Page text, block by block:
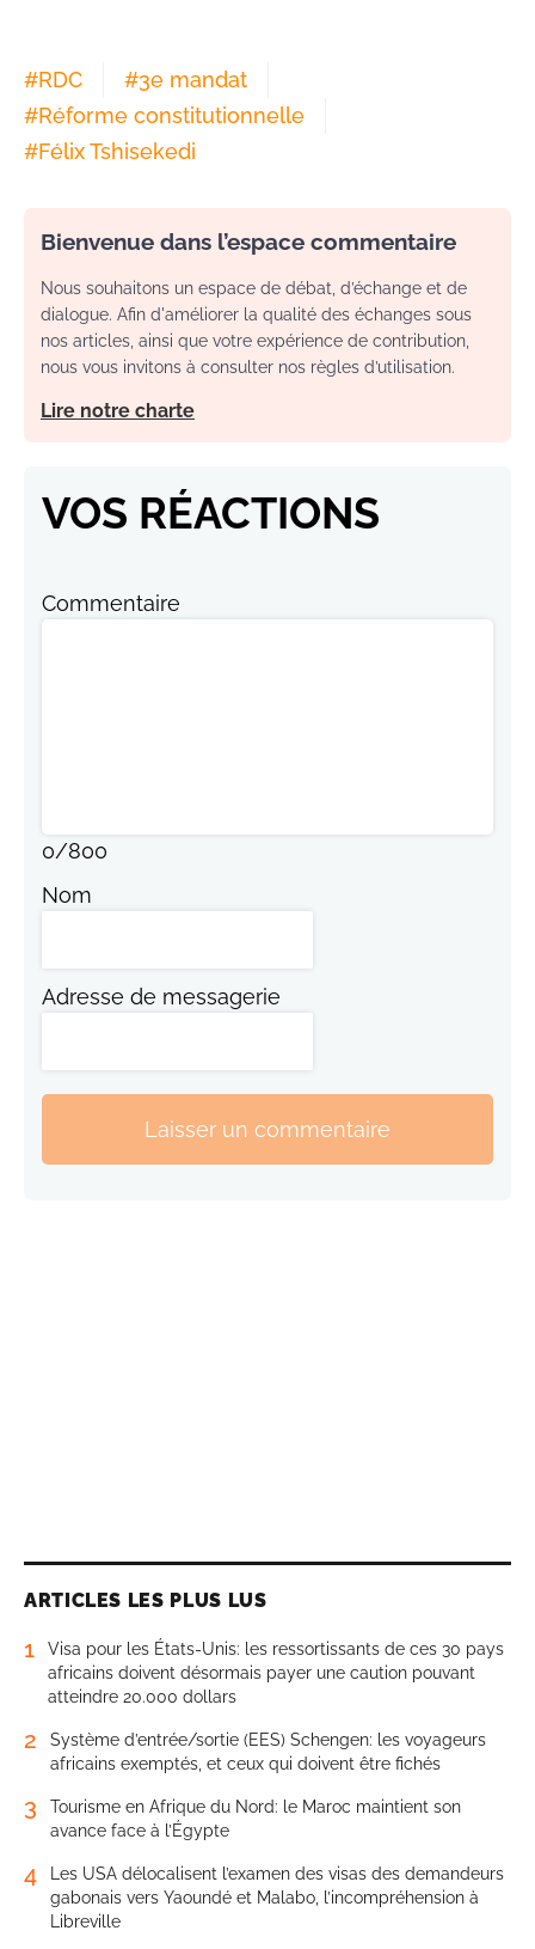
#RDC #3e mandat
#Réforme constitutionnelle
#Félix Tshisekedi
Bienvenue dans l’espace commentaire
Nous souhaitons un espace de débat, d’échange et de
dialogue. Afin d'améliorer la qualité des échanges sous
nos articles, ainsi que votre expérience de contribution,
nous vous invitons à consulter nos règles d’utilisation.
Lire notre charte
VOS RÉACTIONS
Commentaire
0/800
Nom
Adresse de messagerie
Laisser un commentaire
ARTICLES LES PLUS LUS
1
Visa pour les États-Unis: les ressortissants de ces 30 pays
africains doivent désormais payer une caution pouvant
atteindre 20.000 dollars
2
Système d’entrée/sortie (EES) Schengen: les voyageurs
africains exemptés, et ceux qui doivent être fichés
3
Tourisme en Afrique du Nord: le Maroc maintient son
avance face à l’Égypte
4
Les USA délocalisent l’examen des visas des demandeurs
gabonais vers Yaoundé et Malabo, l’incompréhension à
Libreville